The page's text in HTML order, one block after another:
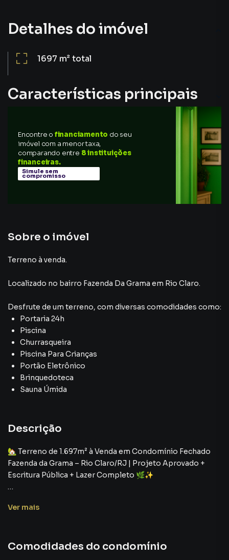
Detalhes do imóvel
1697 m²total
Características principais
Encontre o financiamento do seu
imóvel com a menor taxa,
comparando entre 8 instituições
financeiras.
Simule sem
compromisso
Sobre o imóvel
Terreno à venda.
Localizado no bairro Fazenda Da Grama em Rio Claro.
Desfrute de um terreno, com diversas comodidades como:
Portaria 24h
Piscina
Churrasqueira
Piscina Para Crianças
Portão Eletrônico
Brinquedoteca
Sauna Úmida
Descrição
🏡 Terreno de 1.697m² à Venda em Condomínio Fechado
Fazenda da Grama – Rio Claro/RJ | Projeto Aprovado +
Escritura Pública + Lazer Completo 🌿✨
em Rio Claro/RJ, com escritura pública, projeto já
mercado imobiliário da região. 📍💎
Ver mais
Comodidades do condomínio